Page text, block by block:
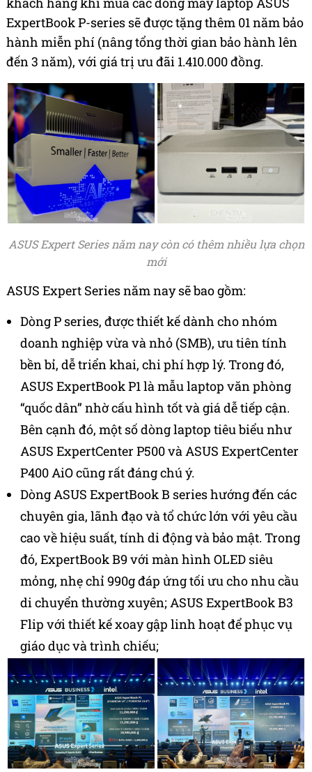
ExpertBook P-series sẽ được tặng thêm 01 năm bảo
hành miễn phí (nâng tổng thời gian bảo hành lên
đến 3 năm), với giá trị ưu đãi 1.410.000 đồng.
ASUS Expert Series năm nay còn có thêm nhiều lựa chọn
mới
ASUS Expert Series năm nay sẽ bao gồm:
Dòng P series, được thiết kế dành cho nhóm
doanh nghiệp vừa và nhỏ (SMB), ưu tiên tính
bền bỉ, dễ triển khai, chi phí hợp lý. Trong đó,
ASUS ExpertBook P1 là mẫu laptop văn phòng
“quốc dân” nhờ cấu hình tốt và giá dễ tiếp cận.
Bên cạnh đó, một số dòng laptop tiêu biểu như
ASUS ExpertCenter P500 và ASUS ExpertCenter
P400 AiO cũng rất đáng chú ý.
Dòng ASUS ExpertBook B series hướng đến các
chuyên gia, lãnh đạo và tổ chức lớn với yêu cầu
cao về hiệu suất, tính di động và bảo mật. Trong
đó, ExpertBook B9 với màn hình OLED siêu
mỏng, nhẹ chỉ 990g đáp ứng tối ưu cho nhu cầu
di chuyển thường xuyên; ASUS ExpertBook B3
Flip với thiết kế xoay gập linh hoạt để phục vụ
giáo dục và trình chiếu;